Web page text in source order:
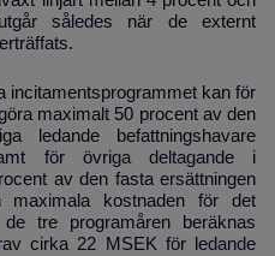
således när de externt
incitamentsprogrammet kan för
maximalt 50 procent av den
ledande befattningshavare
för övriga deltagande i
av den fasta ersättningen
maximala kostnaden för det
tre programåren beräknas
cirka 22 MSEK för ledande